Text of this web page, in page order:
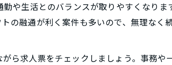
や生活とのバランスが取りやすくなり
の融通が利く案件も多いので、無理なく
ら求人票をチェックしましょう。事務や